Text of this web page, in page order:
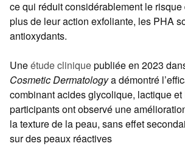
ce qui réduit considérablement le risque
plus de leur action exfoliante, les PHA
antioxydants.
Uneétude cliniquepubliée en 2023
Cosmetic Dermatologya démontré
combinant acides glycolique, lactique
participants ont observé une
la texture de la peau, sans effet
sur des peaux réactives